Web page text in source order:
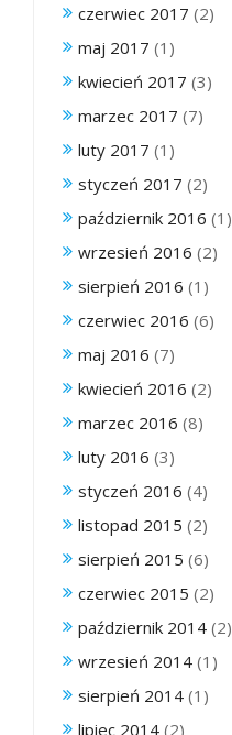
czerwiec 2017 (2)
maj 2017 (1)
kwiecień 2017 (3)
marzec 2017 (7)
luty 2017 (1)
styczeń 2017 (2)
październik 2016 (1)
wrzesień 2016 (2)
sierpień 2016 (1)
czerwiec 2016 (6)
maj 2016 (7)
kwiecień 2016 (2)
marzec 2016 (8)
luty 2016 (3)
styczeń 2016 (4)
listopad 2015 (2)
sierpień 2015 (6)
czerwiec 2015 (2)
październik 2014 (2)
wrzesień 2014 (1)
sierpień 2014 (1)
lipiec 2014 (2)